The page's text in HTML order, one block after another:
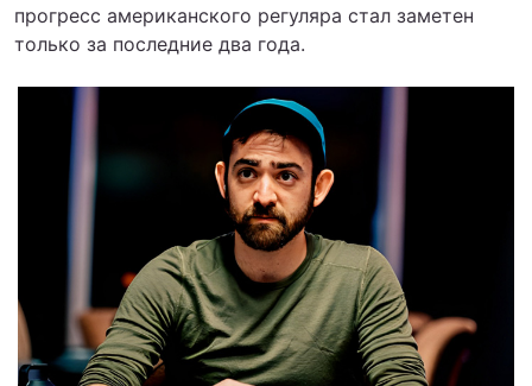
прогресс американского регуляра стал заметен
только за последние два года.